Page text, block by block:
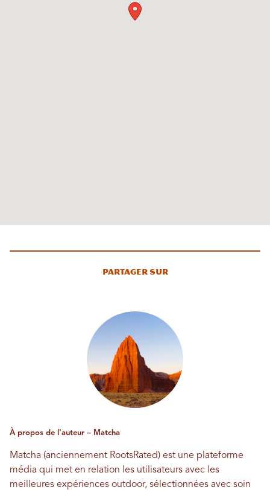
Partager sur
À propos de l'auteur – Matcha
Matcha (anciennement RootsRated) est une plateforme
média qui met en relation les utilisateurs avec les
meilleures expériences outdoor, sélectionnées avec soin